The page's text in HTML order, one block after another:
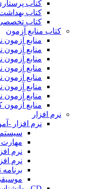
کتاب
کتاب
کتاب
کتاب منابع آزمون
منابع
منابع
منابع
منابع
منابع
منابع
منابع
منابع
نرم افزار
نرم افزار -
مهارت
نرم
نرم